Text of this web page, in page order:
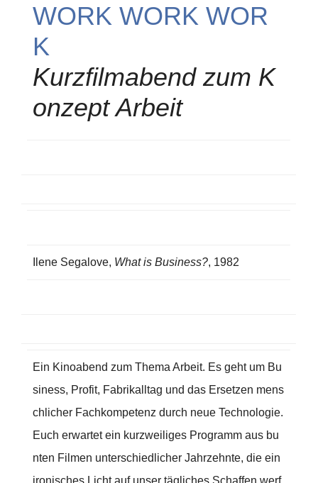
WORK WORK WOR
K
Kurzfilmabend zum K
onzept Arbeit
Ilene Segalove, What is Business?, 1982
Ein Kinoabend zum Thema Arbeit. Es geht um Bu
siness, Profit, Fabrikalltag und das Ersetzen mens
chlicher Fachkompetenz durch neue Technologie.
Euch erwartet ein kurzweiliges Programm aus bu
nten Filmen unterschiedlicher Jahrzehnte, die ein
ironisches Licht auf unser tägliches Schaffen werf